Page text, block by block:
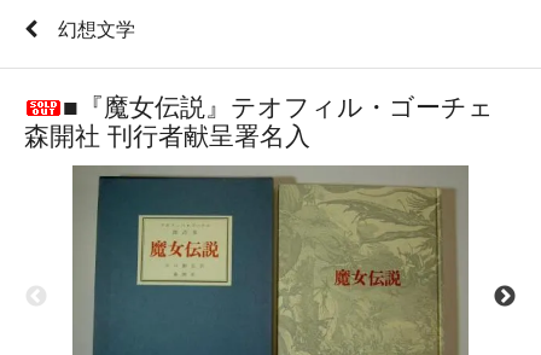
幻想文学
■『魔女伝説』テオフィル・ゴーチェ
森開社 刊行者献呈署名入